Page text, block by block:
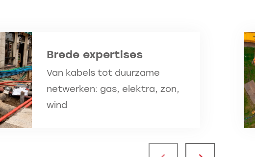
Brede expertises
Van kabels tot duurzame
netwerken: gas, elektra, zon,
wind